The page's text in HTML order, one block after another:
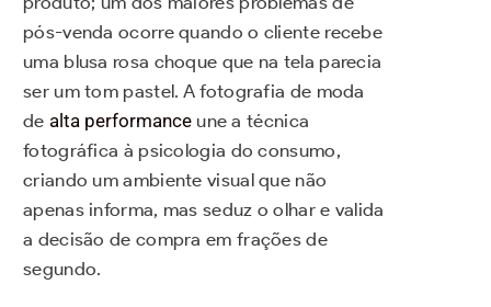
pós-venda ocorre quando o cliente recebe
uma blusa rosa choque que na tela parecia
ser um tom pastel. A fotografia de moda
de alta performanceune a técnica
fotográfica à psicologia do consumo,
criando um ambiente visual que não
apenas informa, mas seduz o olhar e valida
a decisão de compra em frações de
segundo.